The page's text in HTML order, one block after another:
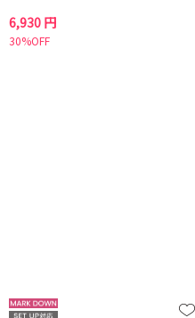
6,930 円
30%OFF